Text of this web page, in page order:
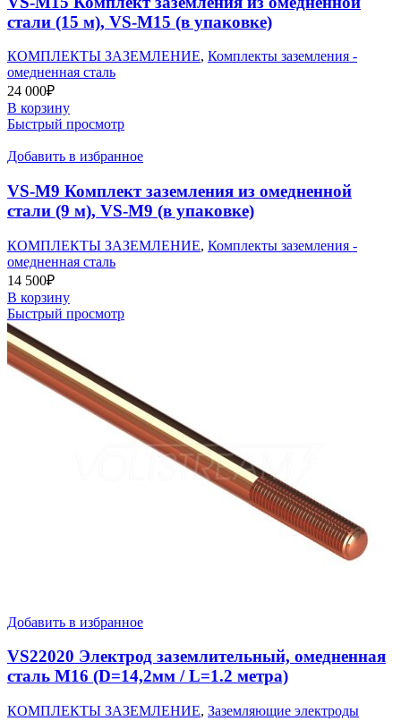
стали (15 м), VS-M15 (в упаковке)
КОМПЛЕКТЫ ЗАЗЕМЛЕНИЕ, Комплекты заземления -
омедненная сталь
24 000₽
В корзину
Быстрый просмотр
Добавить в избранное
VS-M9 Комплект заземления из омедненной
стали (9 м), VS-M9 (в упаковке)
КОМПЛЕКТЫ ЗАЗЕМЛЕНИЕ, Комплекты заземления -
омедненная сталь
14 500₽
В корзину
Быстрый просмотр
Добавить в избранное
VS22020 Электрод заземлительный, омедненная
сталь М16 (D=14,2мм / L=1.2 метра)
КОМПЛЕКТЫ ЗАЗЕМЛЕНИЕ, Заземляющие электроды